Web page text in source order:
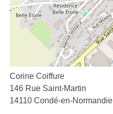
Corine Coiffure
146 Rue Saint-Martin
14110 Condé-en-Normandie